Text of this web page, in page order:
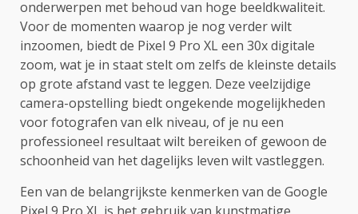
onderwerpen met behoud van hoge beeldkwaliteit.
Voor de momenten waarop je nog verder wilt
inzoomen, biedt de Pixel 9 Pro XL een 30x digitale
zoom, wat je in staat stelt om zelfs de kleinste details
op grote afstand vast te leggen. Deze veelzijdige
camera-opstelling biedt ongekende mogelijkheden
voor fotografen van elk niveau, of je nu een
professioneel resultaat wilt bereiken of gewoon de
schoonheid van het dagelijks leven wilt vastleggen.
Een van de belangrijkste kenmerken van de Google